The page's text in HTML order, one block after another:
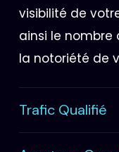
visibilité de
ainsi le nombre
la notoriété de
Trafic Qualifié